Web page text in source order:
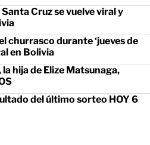
Cruz se vuelve viral y
churrasco durante ‘jueves de
en Bolivia
hija de Elize Matsunaga,
del último sorteo HOY 6